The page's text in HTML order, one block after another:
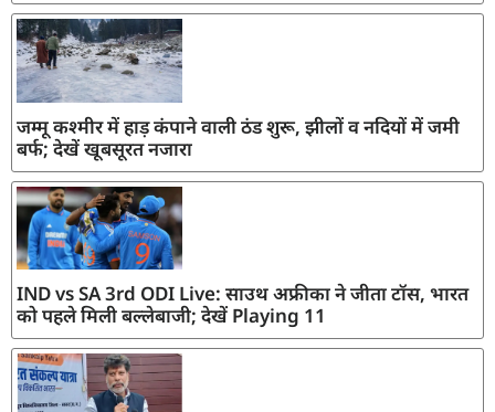
जम्मू कश्मीर में हाड़ कंपाने वाली ठंड शुरू, झीलों व नदियों में जमी
बर्फ; देखें खूबसूरत नजारा
IND vs SA 3rd ODI Live: साउथ अफ्रीका ने जीता टॉस, भारत
को पहले मिली बल्लेबाजी; देखें Playing 11